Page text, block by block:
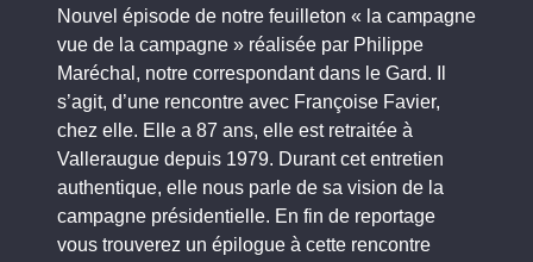
Nouvel épisode de notre feuilleton « la campagne
vue de la campagne » réalisée par Philippe
Maréchal, notre correspondant dans le Gard. Il
s’agit, d’une rencontre avec Françoise Favier,
chez elle. Elle a 87 ans, elle est retraitée à
Valleraugue depuis 1979. Durant cet entretien
authentique, elle nous parle de sa vision de la
campagne présidentielle. En fin de reportage
vous trouverez un épilogue à cette rencontre